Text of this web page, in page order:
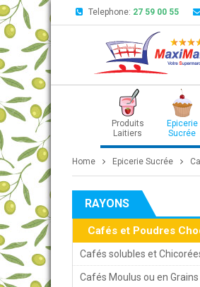
Telephone: 27 59 00 55
Produits
Laitiers
Epicerie
Sucrée
Home Epicerie Sucrée
RAYONS
Cafés et Poudres
Cafés solubles et
Cafés Moulus ou en Grains